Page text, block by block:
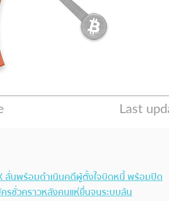
ลั่นพร้อมดำเนินคดีผู้ตั้งใจบิดหนี้ พร้อมปิด
รชั่วคราวหลังคนแห่ยื่นจนระบบล้น